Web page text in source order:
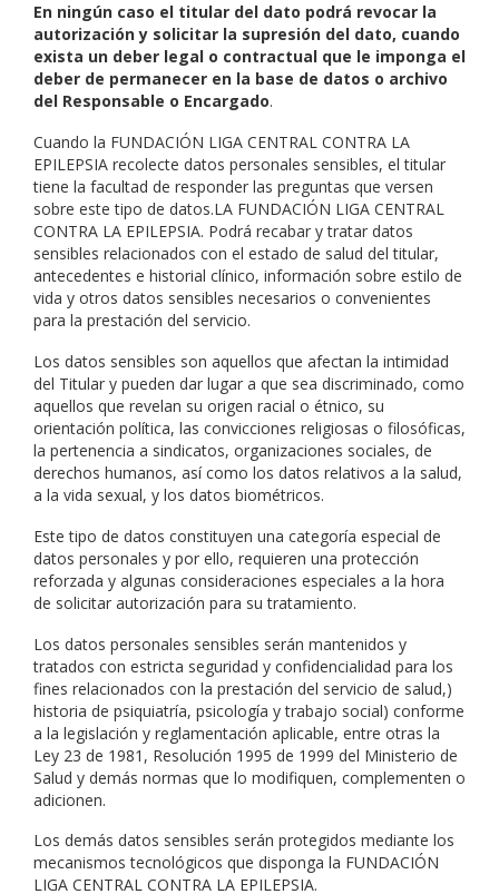
En ningún caso el titular del dato podrá revocar la
autorización y solicitar la supresión del dato, cuando
exista un deber legal o contractual que le imponga el
deber de permanecer en la base de datos o archivo
del Responsable o Encargado.
Cuando la FUNDACIÓN LIGA CENTRAL CONTRA LA
EPILEPSIA recolecte datos personales sensibles, el titular
tiene la facultad de responder las preguntas que versen
sobre este tipo de datos.LA FUNDACIÓN LIGA CENTRAL
CONTRA LA EPILEPSIA. Podrá recabar y tratar datos
sensibles relacionados con el estado de salud del titular,
antecedentes e historial clínico, información sobre estilo de
vida y otros datos sensibles necesarios o convenientes
para la prestación del servicio.
Los datos sensibles son aquellos que afectan la intimidad
del Titular y pueden dar lugar a que sea discriminado, como
aquellos que revelan su origen racial o étnico, su
orientación política, las convicciones religiosas o filosóficas,
la pertenencia a sindicatos, organizaciones sociales, de
derechos humanos, así como los datos relativos a la salud,
a la vida sexual, y los datos biométricos.
Este tipo de datos constituyen una categoría especial de
datos personales y por ello, requieren una protección
reforzada y algunas consideraciones especiales a la hora
de solicitar autorización para su tratamiento.
Los datos personales sensibles serán mantenidos y
tratados con estricta seguridad y confidencialidad para los
fines relacionados con la prestación del servicio de salud,)
historia de psiquiatría, psicología y trabajo social) conforme
a la legislación y reglamentación aplicable, entre otras la
Ley 23 de 1981, Resolución 1995 de 1999 del Ministerio de
Salud y demás normas que lo modifiquen, complementen o
adicionen.
Los demás datos sensibles serán protegidos mediante los
mecanismos tecnológicos que disponga la FUNDACIÓN
LIGA CENTRAL CONTRA LA EPILEPSIA.